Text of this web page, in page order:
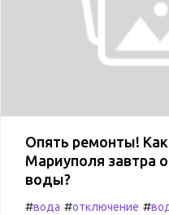
Опять ремонты!
Мариуполя завтра
воды?
#вода #отключение #